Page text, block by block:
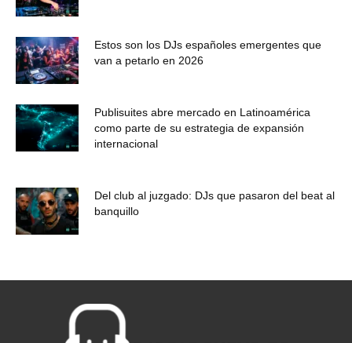
Estos son los DJs españoles emergentes que
van a petarlo en 2026
Publisuites abre mercado en Latinoamérica
como parte de su estrategia de expansión
internacional
Del club al juzgado: DJs que pasaron del beat al
banquillo